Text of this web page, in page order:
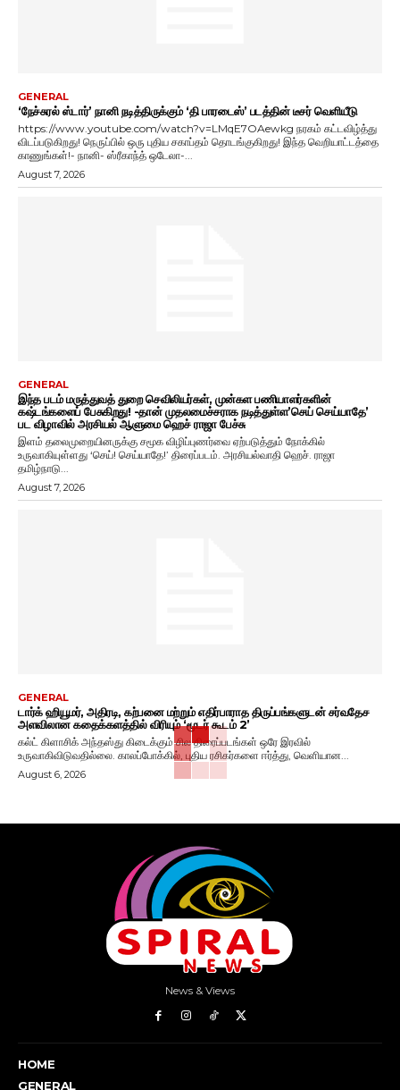
GENERAL
‘நேச்சுரல் ஸ்டார்’ நானி நடித்திருக்கும் ‘தி பாரடைஸ்’ படத்தின் டீசர் வெளியீடு
https://www.youtube.com/watch?v=LMqE7OAewkg நரகம் கட்டவிழ்த்து
விடப்படுகிறது! நெருப்பில் ஒரு புதிய சகாப்தம் தொடங்குகிறது! இந்த வெறியாட்டத்தை
காணுங்கள்!- நானி- ஸ்ரீகாந்த் ஒடேலா-...
August 7, 2026
GENERAL
இந்த படம் மருத்துவத் துறை செவிலியர்கள், முன்கள பணியாளர்களின்
கஷ்டங்களைப் பேசுகிறது! -தான் முதலமைச்சராக நடித்துள்ள’செய் செய்யாதே’
பட விழாவில் அரசியல் ஆளுமை ஹெச் ராஜா பேச்சு
இளம் தலைமுறையினருக்கு சமூக விழிப்புணர்வை ஏற்படுத்தும் நோக்கில்
உருவாகியுள்ளது ‘செய்! செய்யாதே!’ திரைப்படம். அரசியல்வாதி ஹெச். ராஜா
தமிழ்நாடு...
August 7, 2026
GENERAL
டார்க் ஹியூமர், அதிரடி, கற்பனை மற்றும் எதிர்பாராத திருப்பங்களுடன் சர்வதேச
அளவிலான கதைக்களத்தில் விரியும் ‘மூடர் கூடம் 2’
கல்ட் கிளாசிக் அந்தஸ்து கிடைக்கும் சில திரைப்படங்கள் ஒரே இரவில்
உருவாகிவிடுவதில்லை. காலப்போக்கில், புதிய ரசிகர்களை ஈர்த்து, வெளியான...
August 6, 2026
News & Views
HOME
GENERAL